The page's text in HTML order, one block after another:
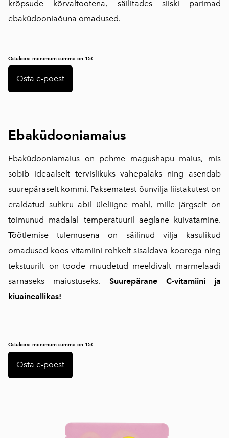
krõpsude kõrvaltootena, säilitades siiski parimad
ebaküdooniaõuna omadused.
Ostukorvi miinimum summa on 15€
Osta e-poest
Ebaküdooniamaius
Ebaküdooniamaius on pehme magushapu maius, mis
sobib ideaalselt tervislikuks vahepalaks ning asendab
suurepäraselt kommi. Paksematest õunvilja liistakutest on
eraldatud suhkru abil üleliigne mahl, mille järgselt on
toimunud madalal temperatuuril aeglane kuivatamine.
Töötlemise tulemusena on säilinud vilja kasulikud
omadused koos vitamiini rohkelt sisaldava koorega ning
tekstuurilt on toode muudetud meeldivalt marmelaadi
sarnaseks maiustuseks. Suurepärane C-vitamiini ja
kiuaineallikas!
Ostukorvi miinimum summa on 15€
Osta e-poest